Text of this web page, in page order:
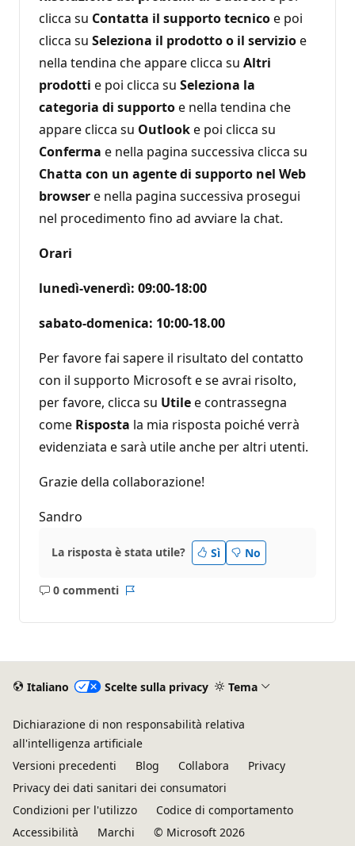
clicca su Contatta il supporto tecnicoe poi
clicca su Seleziona il prodotto o il servizioe
nella tendina che appare clicca su Altri
prodotti e poi clicca su Seleziona la
categoria di supportoe nella tendina che
appare clicca su Outlooke poi clicca su
Conferma e nella pagina successiva clicca su
Chatta con un agente di supporto nel Web
browsere nella pagina successiva prosegui
nel procedimento fino ad avviare la chat.
Orari
lunedì-venerdì: 09:00-18:00
sabato-domenica: 10:00-18.00
Per favore fai sapere il risultato del contatto
con il supporto Microsoft e se avrai risolto,
per favore, clicca su Utilee contrassegna
come Risposta la mia risposta poiché verrà
evidenziata e sarà utile anche per altri utenti.
Grazie della collaborazione!
Sandro
La risposta è stata utile? Sì No
0 commenti
Nessun
Italiano Scelte sulla privacy Tema
Dichiarazione di non responsabilità relativa
all'intelligenza artificiale
Versioni precedenti
Blog Collabora
Privacy
Privacy dei dati sanitari dei consumatori
Condizioni per l'utilizzo
Codice di comportamento
Accessibilità
Marchi © Microsoft 2026